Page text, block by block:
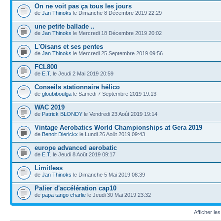
On ne voit pas ça tous les jours
de Jan Thinoks le Dimanche 8 Décembre 2019 22:29
une petite ballade ..
de Jan Thinoks le Mercredi 18 Décembre 2019 20:02
L'Oisans et ses pentes
de Jan Thinoks le Mercredi 25 Septembre 2019 09:56
FCL800
de E.T. le Jeudi 2 Mai 2019 20:59
Conseils stationnaire hélico
de gloubiboulga le Samedi 7 Septembre 2019 19:13
WAC 2019
de Patrick BLONDY le Vendredi 23 Août 2019 19:14
Vintage Aerobatics World Championships at Gera 2019
de Benoit Dierickx le Lundi 26 Août 2019 09:43
europe advanced aerobatic
de E.T. le Jeudi 8 Août 2019 09:17
Limitless
de Jan Thinoks le Dimanche 5 Mai 2019 08:39
Palier d'accélération cap10
de papa tango charlie le Jeudi 30 Mai 2019 23:32
Afficher